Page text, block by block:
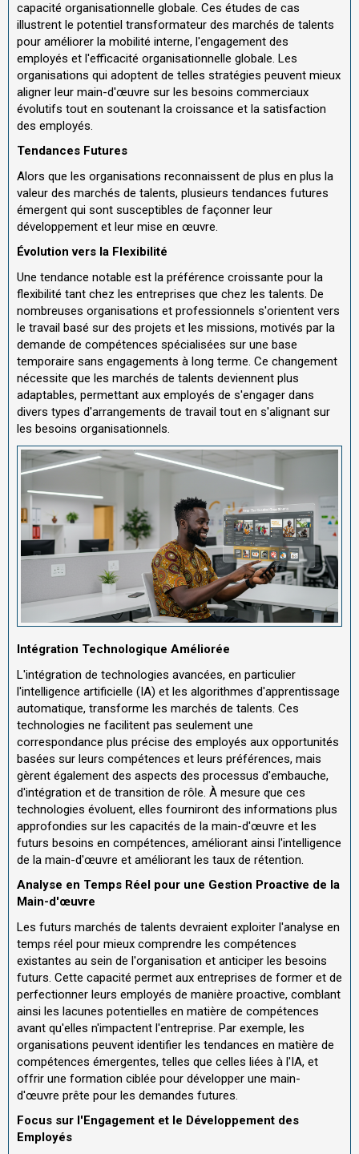
capacité organisationnelle globale. Ces études de cas
illustrent le potentiel transformateur des marchés de talents
pour améliorer la mobilité interne, l'engagement des
employés et l'efficacité organisationnelle globale. Les
organisations qui adoptent de telles stratégies peuvent mieux
aligner leur main-d'œuvre sur les besoins commerciaux
évolutifs tout en soutenant la croissance et la satisfaction
des employés.
Tendances Futures
Alors que les organisations reconnaissent de plus en plus la
valeur des marchés de talents, plusieurs tendances futures
émergent qui sont susceptibles de façonner leur
développement et leur mise en œuvre.
Évolution vers la Flexibilité
Une tendance notable est la préférence croissante pour la
flexibilité tant chez les entreprises que chez les talents. De
nombreuses organisations et professionnels s'orientent vers
le travail basé sur des projets et les missions, motivés par la
demande de compétences spécialisées sur une base
temporaire sans engagements à long terme. Ce changement
nécessite que les marchés de talents deviennent plus
adaptables, permettant aux employés de s'engager dans
divers types d'arrangements de travail tout en s'alignant sur
les besoins organisationnels.
Intégration Technologique Améliorée
L'intégration de technologies avancées, en particulier
l'intelligence artificielle (IA) et les algorithmes d'apprentissage
automatique, transforme les marchés de talents. Ces
technologies ne facilitent pas seulement une
correspondance plus précise des employés aux opportunités
basées sur leurs compétences et leurs préférences, mais
gèrent également des aspects des processus d'embauche,
d'intégration et de transition de rôle. À mesure que ces
technologies évoluent, elles fourniront des informations plus
approfondies sur les capacités de la main-d'œuvre et les
futurs besoins en compétences, améliorant ainsi l'intelligence
de la main-d'œuvre et améliorant les taux de rétention.
Analyse en Temps Réel pour une Gestion Proactive de la
Main-d'œuvre
Les futurs marchés de talents devraient exploiter l'analyse en
temps réel pour mieux comprendre les compétences
existantes au sein de l'organisation et anticiper les besoins
futurs. Cette capacité permet aux entreprises de former et de
perfectionner leurs employés de manière proactive, comblant
ainsi les lacunes potentielles en matière de compétences
avant qu'elles n'impactent l'entreprise. Par exemple, les
organisations peuvent identifier les tendances en matière de
compétences émergentes, telles que celles liées à l'IA, et
offrir une formation ciblée pour développer une main-
d'œuvre prête pour les demandes futures.
Focus sur l'Engagement et le Développement des
Employés